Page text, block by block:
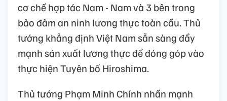
cơ chế hợp tác Nam - Nam và 3 bên trong
bảo đảm an ninh lương thực toàn cầu. Thủ
tướng khẳng định Việt Nam sẵn sàng đẩy
mạnh sản xuất lương thực để đóng góp vào
thực hiện Tuyên bố Hiroshima.
Thủ tướng Phạm Minh Chính nhấn mạnh